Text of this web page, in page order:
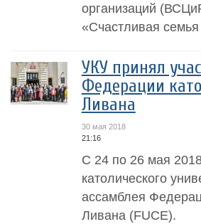
организаций
«Счастливая
УКУ принял
Федерации
Ливана
30 мая 2018
21:16
С 24 по 26 мая
католического
ассамблея
Ливана (FUCE).